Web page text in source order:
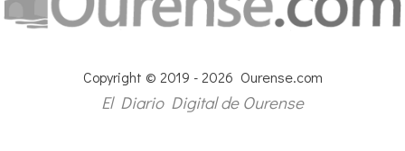
Copyright © 2019 - 2026 Ourense.com
El Diario Digital de Ourense